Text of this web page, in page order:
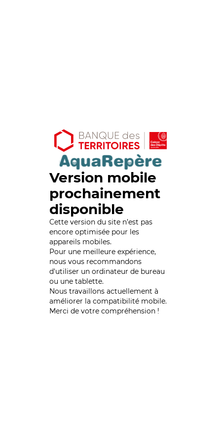
Version mobile
prochainement
disponible
Cette version du site n’est pas
encore optimisée pour les
appareils mobiles.
Pour une meilleure expérience,
nous vous recommandons
d'utiliser un ordinateur de bureau
ou une tablette.
Nous travaillons actuellement à
améliorer la compatibilité mobile.
Merci de votre compréhension !